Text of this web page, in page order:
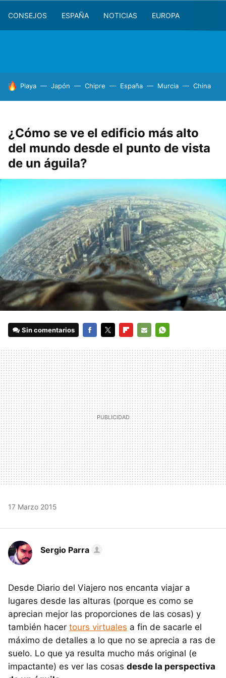
CONSEJOS ESPAÑA NOTICIAS EUROPA
HOY SE HABLA DE
Playa Japón Chipre España Murcia China
¿Cómo se ve el edificio más alto
del mundo desde el punto de vista
de un águila?
Sin comentarios
MAIL
17 Marzo 2015
Sergio Parra
Desde Diario del Viajero nos encanta viajar a
lugares desde las alturas (porque es como se
aprecian mejor las proporciones de las cosas) y
también hacer tours virtuales a fin de sacarle el
máximo de detalles a lo que no se aprecia a ras de
suelo. Lo que ya resulta mucho más original (e
impactante) es ver las cosas desde la perspectiva